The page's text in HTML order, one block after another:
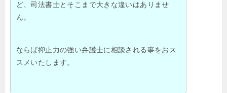
ど、司法書士とそこまで大きな違いはありませ
ん。
ならば抑止力の強い弁護士に相談される事をおス
スメいたします。